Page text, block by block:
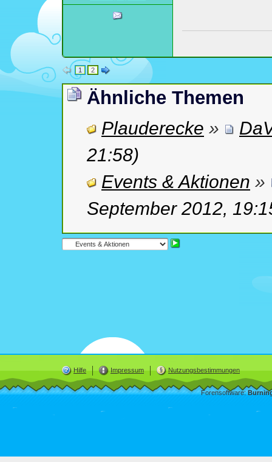
1 2
Ähnliche Themen
Plauderecke »
21:58)
Events & Aktionen »
September 2012,
Hilfe Impressum Nutzungsbestimmungen
Forensoftware: